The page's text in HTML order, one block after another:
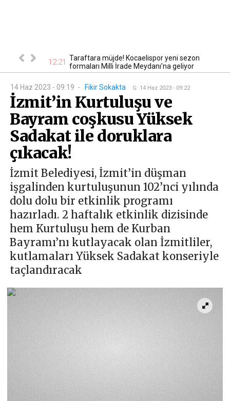
için kritik 12:21 Taraftara müjde! Kocaelispor yeni sezon
formaları Milli İrade Meydanı’na geliyor
14 Haz 2023 - 09:19 - Fikir Sokakta G: 14 Haz 2023 - 09:22
İzmit’in Kurtuluşu ve
Bayram coşkusu Yüksek
Sadakat ile doruklara
çıkacak!
İzmit Belediyesi, İzmit’in düşman
işgalinden kurtuluşunun 102’nci yılında
dolu dolu bir etkinlik programı
hazırladı. 2 haftalık etkinlik dizisinde
hem Kurtuluşu hem de Kurban
Bayramı’nı kutlayacak olan İzmitliler,
kutlamaları Yüksek Sadakat konseriyle
taçlandıracak